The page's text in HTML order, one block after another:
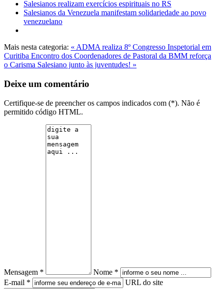
Salesianos realizam exercícios espirituais no RS
Salesianos da Venezuela manifestam solidariedade ao povo
venezuelano
Mais nesta categoria: « ADMA realiza 8º Congresso Inspetorial em
Curitiba Encontro dos Coordenadores de Pastoral da BMM reforça
o Carisma Salesiano junto às juventudes! »
Deixe um comentário
Certifique-se de preencher os campos indicados com (*). Não é
permitido código HTML.
Mensagem *
Nome *
E-mail *
URL do site